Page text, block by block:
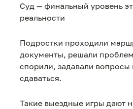
Суд — финальный уровень
реальности
Подростки проходили
документы, решали
спорили, задавали вопросы
сдаваться.
Такие выездные игры дают